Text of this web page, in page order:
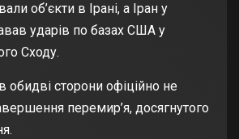
об’єкти в Ірані, а Іран у
ударів по базах США у
Сходу.
обидві сторони офіційно не
перемир’я, досягнутого